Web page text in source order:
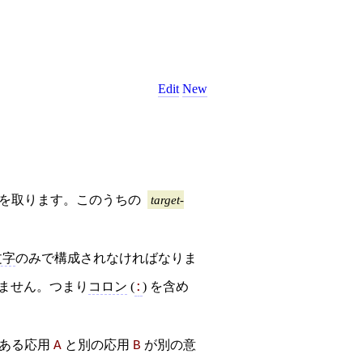
Edit New
取ります。このうちの target-
字のみで構成されなければなりま
せん。つまり コロン (: ) を含め
る応用 A と別の応用 B が別の意